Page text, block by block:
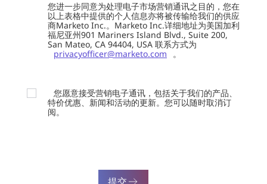
您进一步同意为处理电子市场营销通讯之目的，您在
以上表格中提供的个人信息亦将被传输给我们的供应
商Marketo Inc.。Marketo Inc.详细地址为美国加利
福尼亚州901 Mariners Island Blvd., Suite 200,
San Mateo, CA 94404, USA 联系方式为
privacyofficer@marketo.com
。
您愿意接受营销电子通讯，包括关于我们的产品、
特价优惠、新闻和活动的更新。您可以随时取消订
阅。
提交